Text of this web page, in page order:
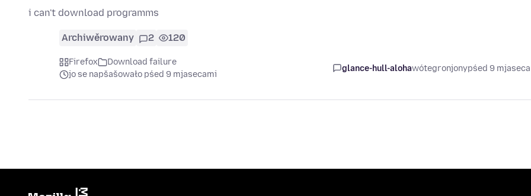
i can't download programms
Archiwěrowany 2 120
Firefox
Download failure
jo se napšašowało pśed 9 mjasecami
glance-hull-alohawótegronjonypśed 9